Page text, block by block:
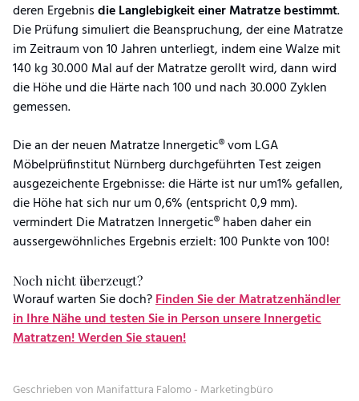
deren Ergebnisdie Langlebigkeit einer Matratze bestimmt.
Die Prüfung simuliert die Beanspruchung, der eine Matratze
im Zeitraum von 10 Jahren unterliegt, indem eine Walze mit
140 kg 30.000 Mal auf der Matratze gerollt wird, dann wird
die Höhe und die Härte nach 100 und nach 30.000 Zyklen
gemessen.
Die an der neuen Matratze Innergetic® vom LGA
Möbelprüfinstitut Nürnberg durchgeführten Test zeigen
ausgezeichente Ergebnisse: die Härte ist nur um1% gefallen,
die Höhe hat sich nur um 0,6% (entspricht 0,9 mm).
vermindert Die Matratzen Innergetic® haben daher ein
aussergewöhnliches Ergebnis erzielt: 100 Punkte von 100!
Noch nicht überzeugt?
Worauf warten Sie doch?Finden Sie der Matratzenhändler
in Ihre Nähe und testen Sie in Person unsere Innergetic
Matratzen! Werden Sie stauen!
Geschrieben von Manifattura Falomo - Marketingbüro